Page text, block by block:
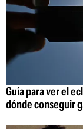
Guía para ver el
dónde conseguir